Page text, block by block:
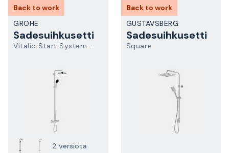
Back to work
GROHE
Sadesuihkusetti
Vitalio Start System 250 26988001
2 versiota
Back to work
GUSTAVSBERG
Sadesuihkusetti
Square